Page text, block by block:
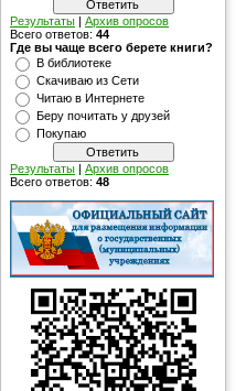
Результаты | Архив опросов
Всего ответов: 44
Где вы чаще всего берете книги?
В библиотеке
Скачиваю из Сети
Читаю в Интернете
Беру почитать у друзей
Покупаю
Результаты | Архив опросов
Всего ответов: 48